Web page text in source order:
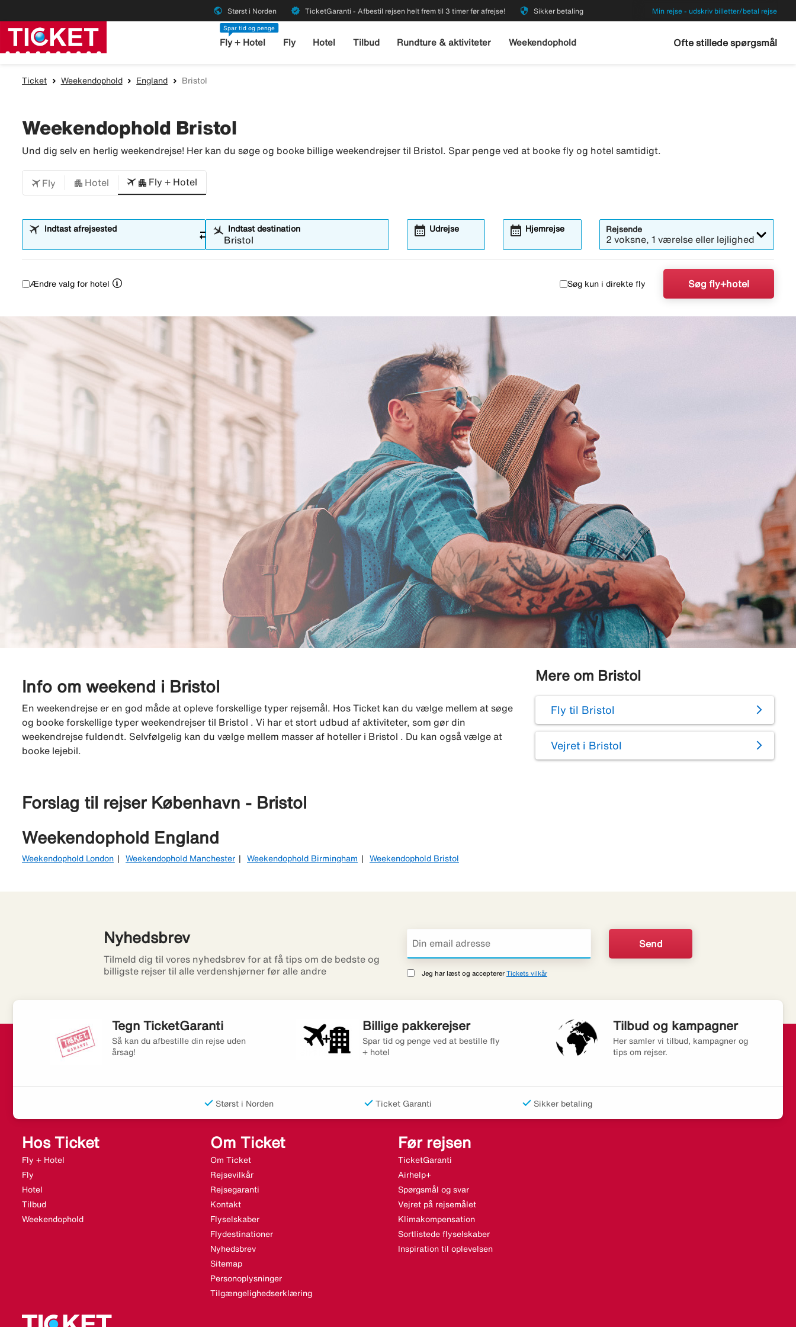
public Størst i Norden verified TicketGaranti - Afbestil rejsen helt frem til 3 timer før afrejse! security Sikker betaling Min rejse - udskriv billetter/betal rejse
Spar tid og penge
Fly + Hotel Fly Hotel Tilbud Rundture & aktiviteter Weekendophold Ofte stillede spørgsmål
Ticket Weekendophold England Bristol
Weekendophold Bristol
Und dig selv en herlig weekendrejse! Her kan du søge og booke billige weekendrejser til Bristol. Spar penge ved at booke fly og hotel samtidigt.
Fly Hotel Fly + Hotel
Indtast afrejsested sync_alt Indtast destination Udrejse
calendar_month Hjemrejse
calendar_month Rejsende
2 voksne, 1 værelse eller lejlighed
Ændre valg for hotel Søg kun i direkte fly Søg fly+hotel
Info om weekend i Bristol
En weekendrejse er en god måde at opleve forskellige typer rejsemål. Hos Ticket kan du vælge mellem at søge
og booke forskellige typer weekendrejser til Bristol . Vi har et stort udbud af aktiviteter, som gør din
weekendrejse fuldendt. Selvfølgelig kan du vælge mellem masser af hoteller i Bristol . Du kan også vælge at
booke lejebil.
Mere om Bristol
Fly til Bristol
Vejret i Bristol
Forslag til rejser København - Bristol
Weekendophold England
Weekendophold London Weekendophold Manchester Weekendophold Birmingham Weekendophold Bristol
Nyhedsbrev
Tilmeld dig til vores nyhedsbrev for at få tips om de bedste og
billigste rejser til alle verdenshjørner før alle andre
Jeg har læst og accepterer Tickets vilkår
Tegn TicketGaranti
Så kan du afbestille din rejse uden
årsag!
Billige pakkerejser
Spar tid og penge ved at bestille fly
+ hotel
Tilbud og kampagner
Her samler vi tilbud, kampagner og
tips om rejser.
Størst i Norden Ticket Garanti Sikker betaling
Hos Ticket
Fly + Hotel
Fly
Hotel
Tilbud
Weekendophold
Om Ticket
Om Ticket
Rejsevilkår
Rejsegaranti
Kontakt
Flyselskaber
Flydestinationer
Nyhedsbrev
Sitemap
Personoplysninger
Tilgængelighedserklæring
Før rejsen
TicketGaranti
Airhelp+
Spørgsmål og svar
Vejret på rejsemålet
Klimakompensation
Sortlistede flyselskaber
Inspiration til oplevelsen